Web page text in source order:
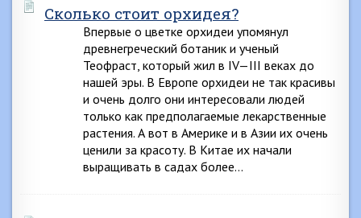
Сколько стоит орхидея?
Впервые о цветке орхидеи упомянул
древнегреческий ботаник и ученый
Теофраст, который жил в IV—III веках до
нашей эры. В Европе орхидеи не так красивы
и очень долго они интересовали людей
только как предполагаемые лекарственные
растения. А вот в Америке и в Азии их очень
ценили за красоту. В Китае их начали
выращивать в садах более…